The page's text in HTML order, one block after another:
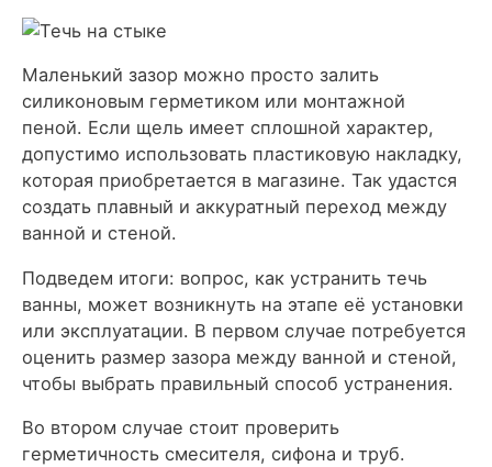
Маленький зазор можно просто залить
силиконовым герметиком или монтажной
пеной. Если щель имеет сплошной характер,
допустимо использовать пластиковую накладку,
которая приобретается в магазине. Так удастся
создать плавный и аккуратный переход между
ванной и стеной.
Подведем итоги: вопрос, как устранить течь
ванны, может возникнуть на этапе её установки
или эксплуатации. В первом случае потребуется
оценить размер зазора между ванной и стеной,
чтобы выбрать правильный способ устранения.
Во втором случае стоит проверить
герметичность смесителя, сифона и труб.